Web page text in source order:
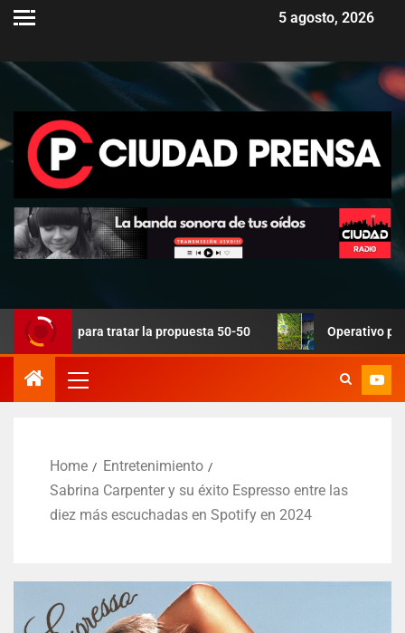
5 agosto, 2026
para tratar la propuesta 50-50 Operativo policial en
Home
Entretenimiento
Sabrina Carpenter y su éxito Espresso entre las
diez más escuchadas en Spotify en 2024